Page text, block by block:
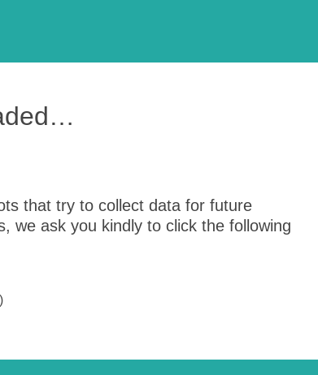
that try to collect data for future
we ask you kindly to click the following